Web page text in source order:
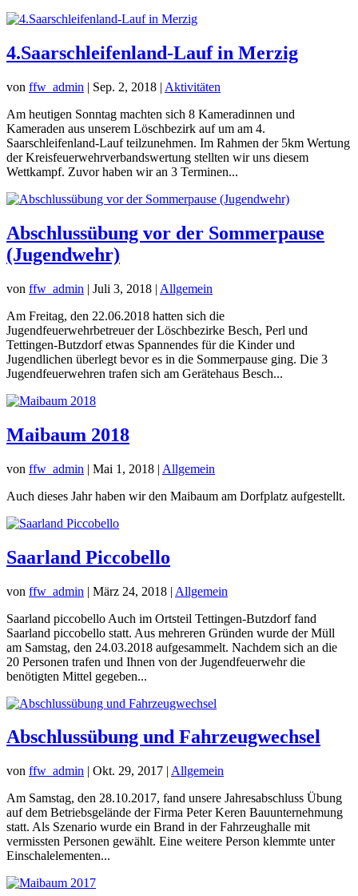
4.Saarschleifenland-Lauf in Merzig
von ffw_admin | Sep. 2, 2018 | Aktivitäten
Am heutigen Sonntag machten sich 8 Kameradinnen und
Kameraden aus unserem Löschbezirk auf um am 4.
Saarschleifenland-Lauf teilzunehmen. Im Rahmen der 5km Wertung
der Kreisfeuerwehrverbandswertung stellten wir uns diesem
Wettkampf. Zuvor haben wir an 3 Terminen...
Abschlussübung vor der Sommerpause
(Jugendwehr)
von ffw_admin | Juli 3, 2018 | Allgemein
Am Freitag, den 22.06.2018 hatten sich die
Jugendfeuerwehrbetreuer der Löschbezirke Besch, Perl und
Tettingen-Butzdorf etwas Spannendes für die Kinder und
Jugendlichen überlegt bevor es in die Sommerpause ging. Die 3
Jugendfeuerwehren trafen sich am Gerätehaus Besch...
Maibaum 2018
von ffw_admin | Mai 1, 2018 | Allgemein
Auch dieses Jahr haben wir den Maibaum am Dorfplatz aufgestellt.
Saarland Piccobello
von ffw_admin | März 24, 2018 | Allgemein
Saarland piccobello Auch im Ortsteil Tettingen-Butzdorf fand
Saarland piccobello statt. Aus mehreren Gründen wurde der Müll
am Samstag, den 24.03.2018 aufgesammelt. Nachdem sich an die
20 Personen trafen und Ihnen von der Jugendfeuerwehr die
benötigten Mittel gegeben...
Abschlussübung und Fahrzeugwechsel
von ffw_admin | Okt. 29, 2017 | Allgemein
Am Samstag, den 28.10.2017, fand unsere Jahresabschluss Übung
auf dem Betriebsgelände der Firma Peter Keren Bauunternehmung
statt. Als Szenario wurde ein Brand in der Fahrzeughalle mit
vermissten Personen gewählt. Eine weitere Person klemmte unter
Einschalelementen...